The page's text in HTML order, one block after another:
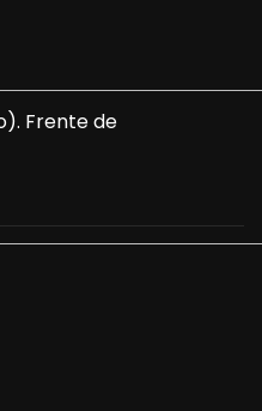
Frente de